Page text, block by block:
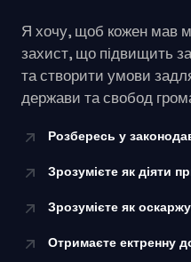
Я хочу, щоб кожен мав
захист, що підвищить
та створити умови
держави та свобод
Розбересь у
Зрозумієте як діяти
Зрозумієте як
Отримаєте ектренну